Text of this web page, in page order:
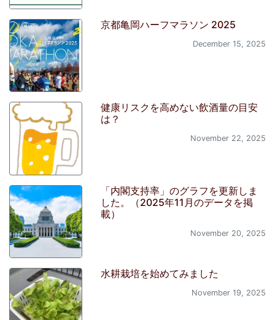
京都亀岡ハーフマラソン 2025
December 15, 2025
健康リスクを高めない飲酒量の目安
は？
November 22, 2025
「内閣支持率」のグラフを更新しま
した。（2025年11月のデータを掲
載）
November 20, 2025
水耕栽培を始めてみました
November 19, 2025